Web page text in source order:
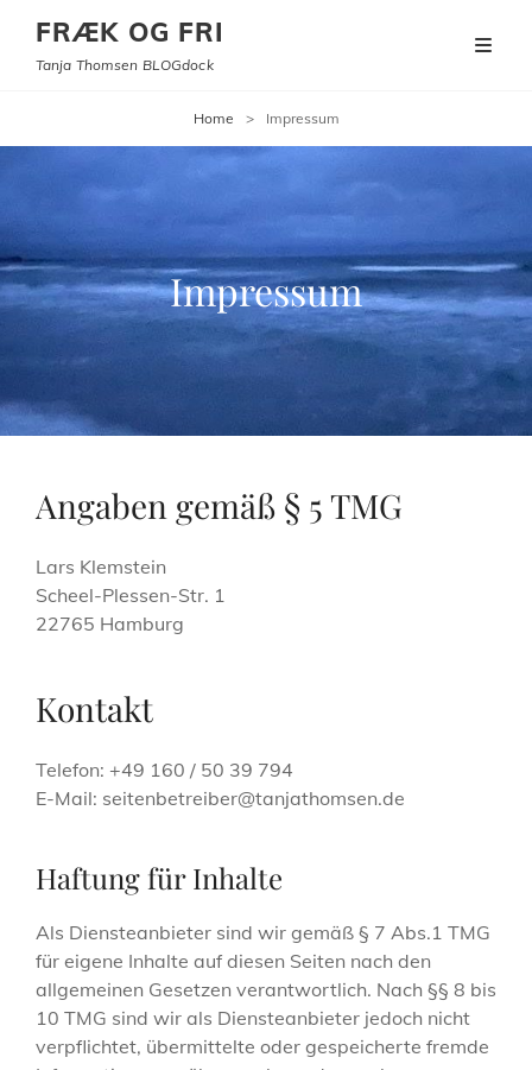
FRÆK OG FRI
Tanja Thomsen BLOGdock
Home > Impressum
Impressum
Angaben gemäß § 5 TMG
Lars Klemstein
Scheel-Plessen-Str. 1
22765 Hamburg
Kontakt
Telefon: +49 160 / 50 39 794
E-Mail: seitenbetreiber@tanjathomsen.de
Haftung für Inhalte
Als Diensteanbieter sind wir gemäß § 7 Abs.1 TMG
für eigene Inhalte auf diesen Seiten nach den
allgemeinen Gesetzen verantwortlich. Nach §§ 8 bis
10 TMG sind wir als Diensteanbieter jedoch nicht
verpflichtet, übermittelte oder gespeicherte fremde